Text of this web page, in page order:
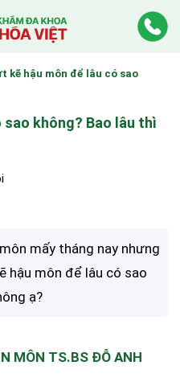
kẽ hậu môn để lâu có sao
không? Bao lâu thì
mấy tháng nay nhưng
hậu môn để lâu có sao
ạ?
MÔN TS.BS ĐỖ ANH